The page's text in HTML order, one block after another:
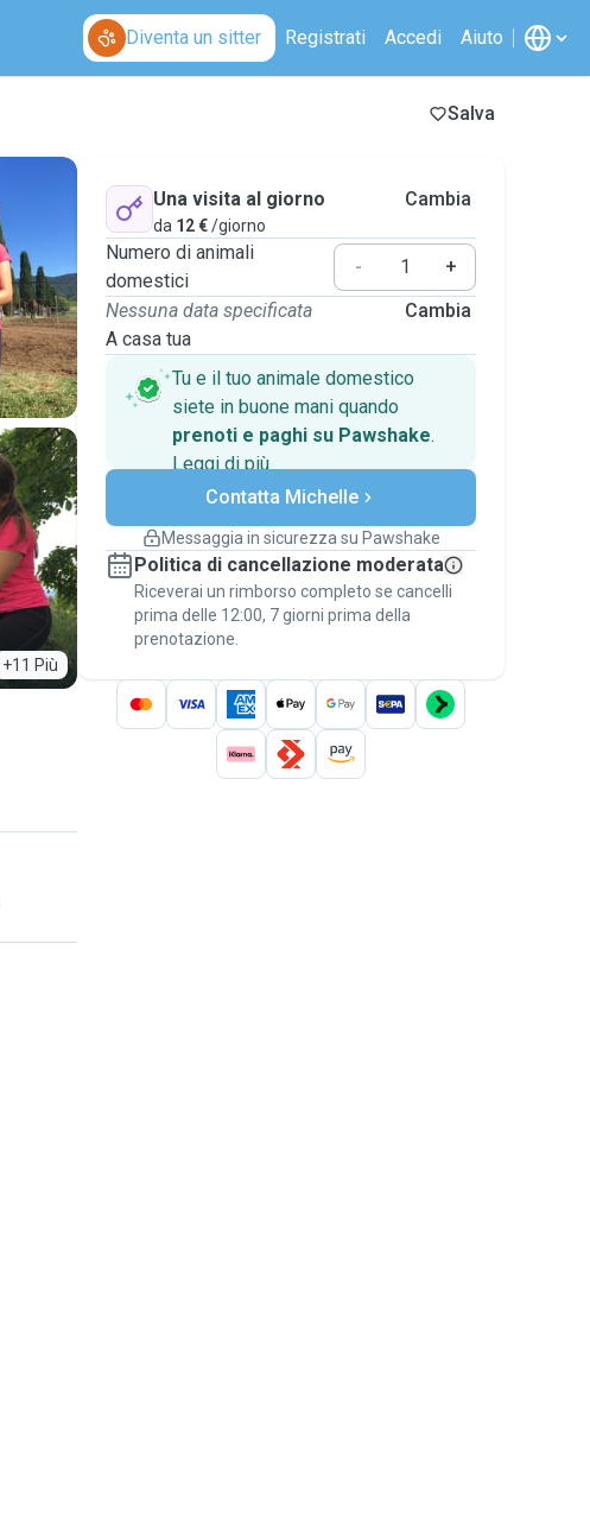
Diventa un sitter Registrati Accedi Aiuto
Salva
+11 Più
Una visita al giorno
da 12 €/giorno
Cambia
Numero di animali
domestici
-
+
Nessuna data specificata
A casa tua
Cambia
Tu e il tuo animale domestico
siete in buone mani quando
prenoti e paghi su Pawshake.
Leggi di piùPagamenti sicuri
Assistenza se i piani
Prenotazioni coperte
Stai su Pawshake - dal primo messaggio al
pagamento - per attivare laGaranzia
Pawshake.
Contatta Michelle
Messaggia in sicurezza su Pawshake
Politica di cancellazione moderata
Riceverai un rimborso completo se cancelli
prima delle 12:00, 7 giorni prima della
prenotazione.